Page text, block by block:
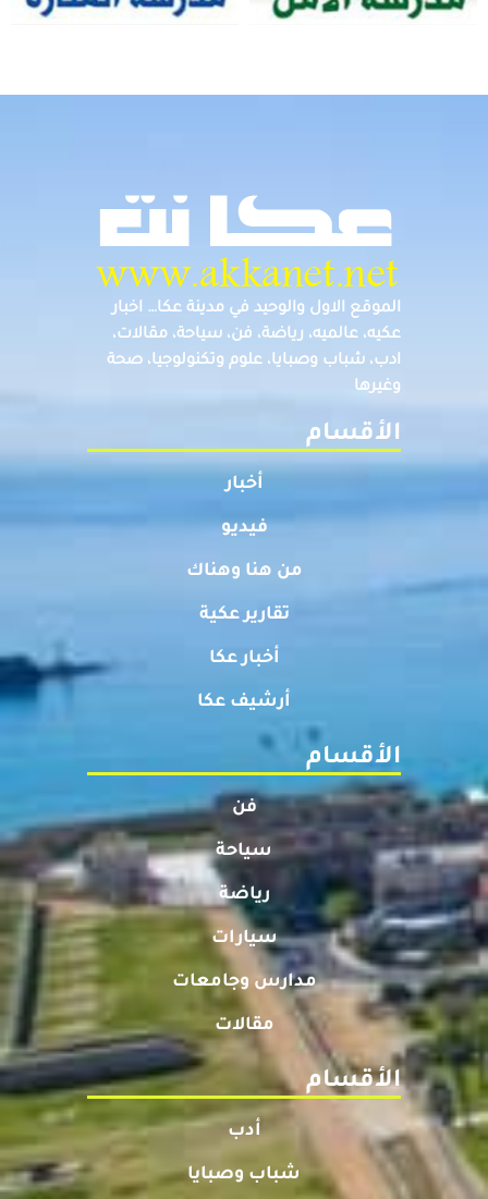
الموقع الاول والوحيد في مدينة عكا… اخبار
عكيه، عالميه، رياضة، فن، سياحة، مقالات،
ادب، شباب وصبايا، علوم وتكنولوجيا، صحة
وغيرها
الأقسام
أخبار
فيديو
من هنا وهناك
تقارير عكية
أخبار عكا
أرشيف عكا
الأقسام
فن
سياحة
رياضة
سيارات
مدارس وجامعات
مقالات
الأقسام
أدب
شباب وصبايا